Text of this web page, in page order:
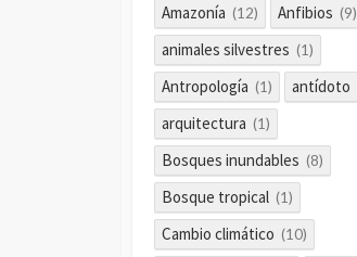
Amazonía (12) Anfibios (9)
animales silvestres (1)
Antropología (1) antídoto
arquitectura (1)
Bosques inundables (8)
Bosque tropical (1)
Cambio climático (10)